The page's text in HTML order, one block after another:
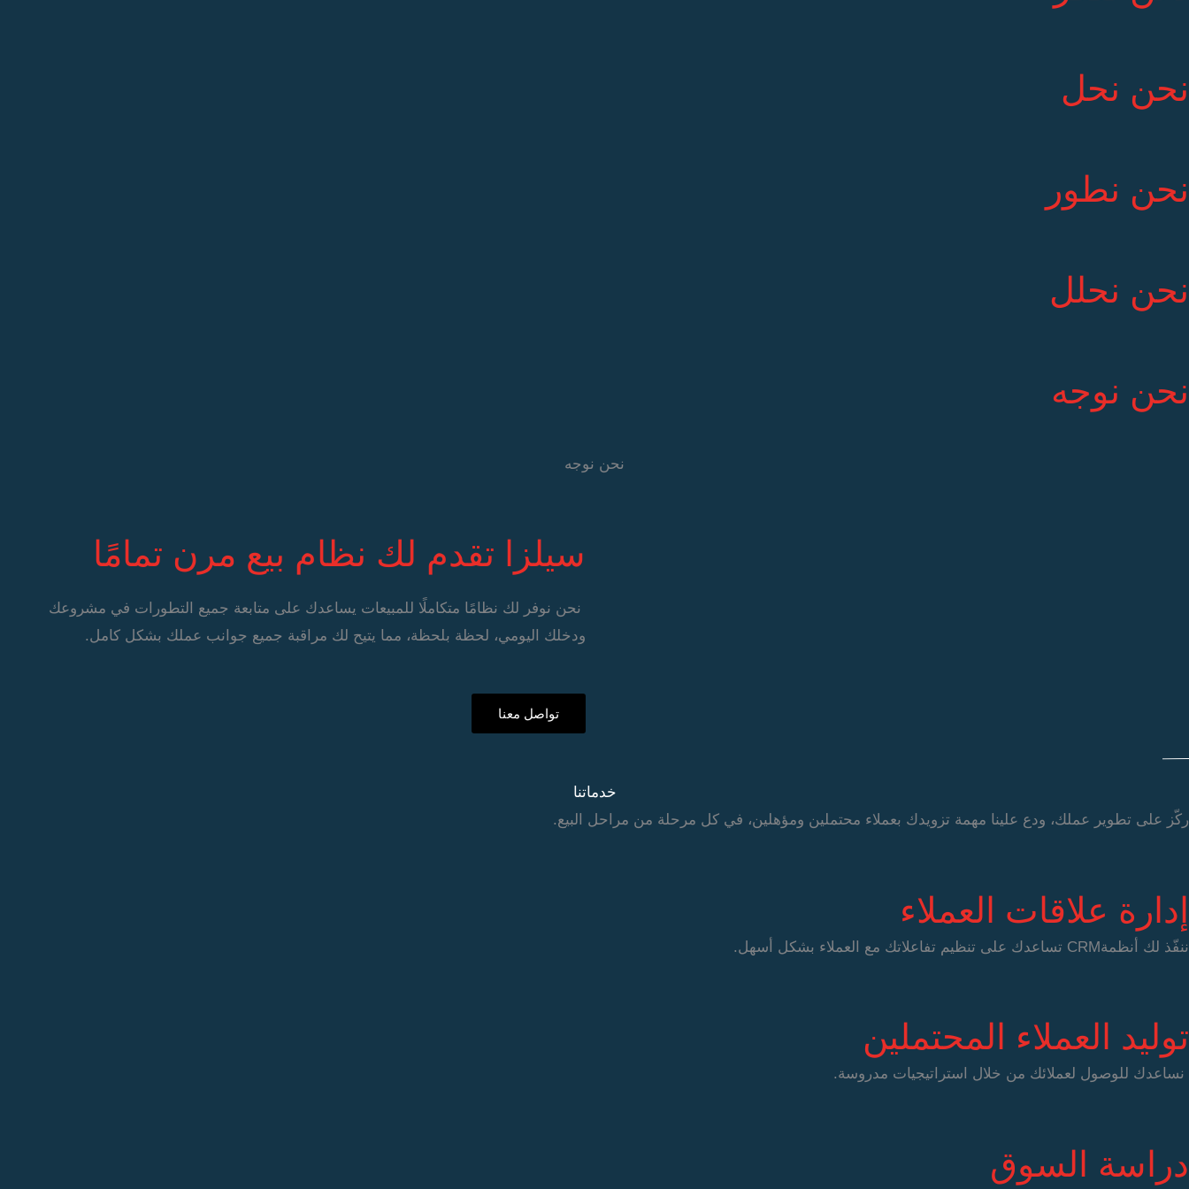
نحن نحل
نحن نطور
نحن نحلل
نحن نوجه
نحن نوجه
سيلزا تقدم لك نظام بيع مرن تمامًا
نحن نوفر لك نظامًا متكاملًا للمبيعات يساعدك على متابعة جميع التطورات في مشروعك
ودخلك اليومي، لحظة بلحظة، مما يتيح لك مراقبة جميع جوانب عملك بشكل كامل.
تواصل معنا
خدماتنا
ركّز على تطوير عملك، ودع علينا مهمة تزويدك بعملاء محتملين ومؤهلين، في كل مرحلة من مراحل البيع.
إدارة علاقات العملاء
ننفّذ لك أنظمةCRM تساعدك على تنظيم تفاعلاتك مع العملاء بشكل أسهل.
توليد العملاء المحتملين
نساعدك للوصول لعملائك من خلال استراتيجيات مدروسة.
دراسة السوق